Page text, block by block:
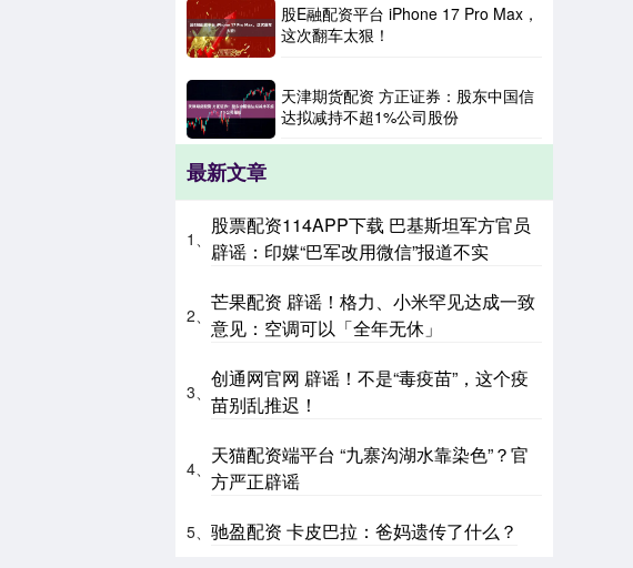
股E融配资平台 iPhone 17 Pro Max，
这次翻车太狠！
天津期货配资 方正证券：股东中国信
达拟减持不超1%公司股份
最新文章
1、
股票配资114APP下载 巴基斯坦军方官员
辟谣：印媒“巴军改用微信”报道不实
2、
芒果配资 辟谣！格力、小米罕见达成一致
意见：空调可以「全年无休」
3、
创通网官网 辟谣！不是“毒疫苗”，这个疫
苗别乱推迟！
4、
天猫配资端平台 “九寨沟湖水靠染色”？官
方严正辟谣
5、 驰盈配资 卡皮巴拉：爸妈遗传了什么？